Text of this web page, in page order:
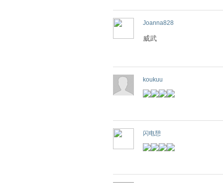
Joanna828
威武
koukuu
闪电憩